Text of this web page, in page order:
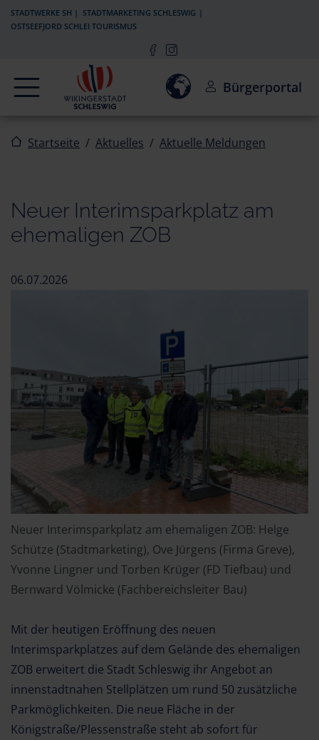
Zur Navigation springen
Zum Inhalt springen
STADTWERKE SH
STADTMARKETING SCHLESWIG
OSTSEEFJORD SCHLEI TOURISMUS
Navigation Einwilligung zur Aktivierung
Bürgerportal
Startseite Aktuelles Aktuelle Meldungen
Neuer Interimsparkplatz am
ehemaligen ZOB
06.07.2026
Neuer Interimsparkplatz am ehemaligen ZOB: Helge
Schütze (Stadtmarketing), Ove Jürgens (Firma Greve),
Yvonne Lingner und Torben Krüger (FD Tiefbau) und
Bernward Völmicke (Fachbereichsleiter Bau)
Mit der heutigen Eröffnung des neuen
Interimsparkplatzes auf dem Gelände des ehemaligen
ZOB erweitert die Stadt Schleswig ihr Angebot an
innenstadtnahen Stellplätzen um rund 50 zusätzliche
Parkmöglichkeiten. Die neue Fläche in der
Königstraße/Plessenstraße steht ab sofort für